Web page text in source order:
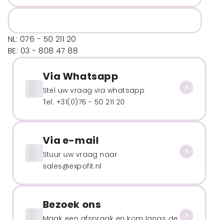
NL: 076 - 50 211 20
BE: 03 - 808 47 88
Via Whatsapp
Stel uw vraag via whatsapp
Tel: +31(0)76 - 50 211 20
Via e-mail
Stuur uw vraag naar
sales@expofit.nl
Bezoek ons